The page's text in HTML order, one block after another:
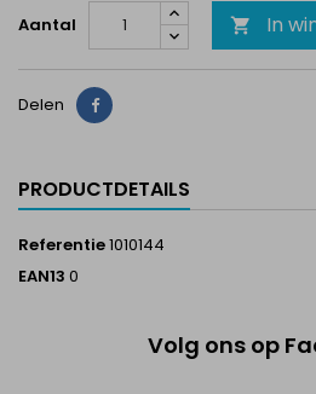
Aantal  In
Delen Delen
PRODUCTDETAILS
Referentie1010144
EAN13 0
Volg ons op